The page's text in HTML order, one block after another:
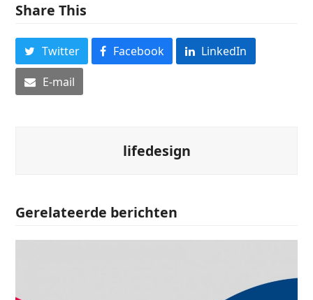
Share This
Twitter Facebook
LinkedIn
E-mail
lifedesign
Gerelateerde berichten